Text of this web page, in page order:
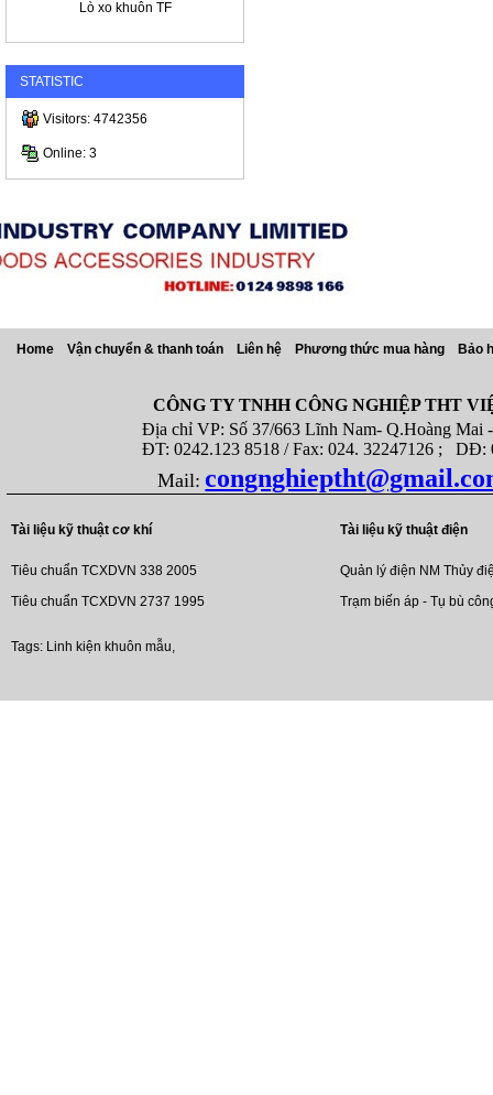
Lò xo khuôn TF
STATISTIC
Visitors: 4742356
Online: 3
Home Vận chuyển & thanh toán Liên hệ Phương thức mua hàng Bảo
CÔNG TY TNHH CÔNG NGHIỆP THT
Địa chỉ VP: Số 37/663 Lĩnh Nam- Q.Hoàng Mai -
ĐT: 0242.123 8518 / Fax: 024. 32247126 ; DĐ:
Mail:
Tài liệu kỹ thuật cơ khí
Tiêu chuẩn TCXDVN 338 2005
Tiêu chuẩn TCXDVN 2737 1995
Tài liệu kỹ thuật điện
Quản lý điện NM Thủy
Trạm biến áp - Tụ bù
Tags: Linh kiện khuôn mẫu,